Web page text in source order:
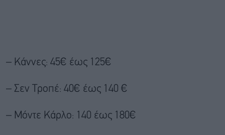
– Κάννες: 45€ έως 125€
– Σεν Τροπέ: 40€ έως 140 €
– Mόντε Κάρλο: 140 έως 180€